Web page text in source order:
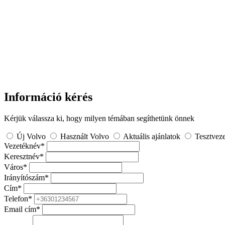
Információ kérés
Kérjük válassza ki, hogy milyen témában segíthetünk önnek
Új Volvo Használt Volvo Aktuális ajánlatok
Vezetéknév*
Keresztnév*
Város*
Irányítószám*
Cím*
Telefon*
Email cím*